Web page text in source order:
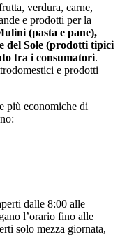
verdura, carne,
e prodotti per la
(pasta e pane),
del Sole (prodotti tipici
tra i consumatori.
e prodotti
più economiche di
dalle 8:00 alle
l’orario fino alle
solo mezza giornata,